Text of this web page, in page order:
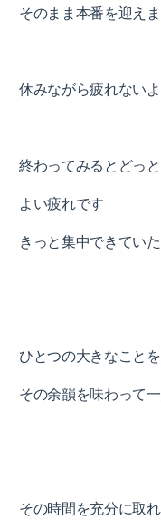
そのまま本番を迎え
休みながら疲れない
終わってみるとどっ
よい疲れです
きっと集中できてい
ひとつの大きなこと
その余韻を味わって
その時間を充分に取